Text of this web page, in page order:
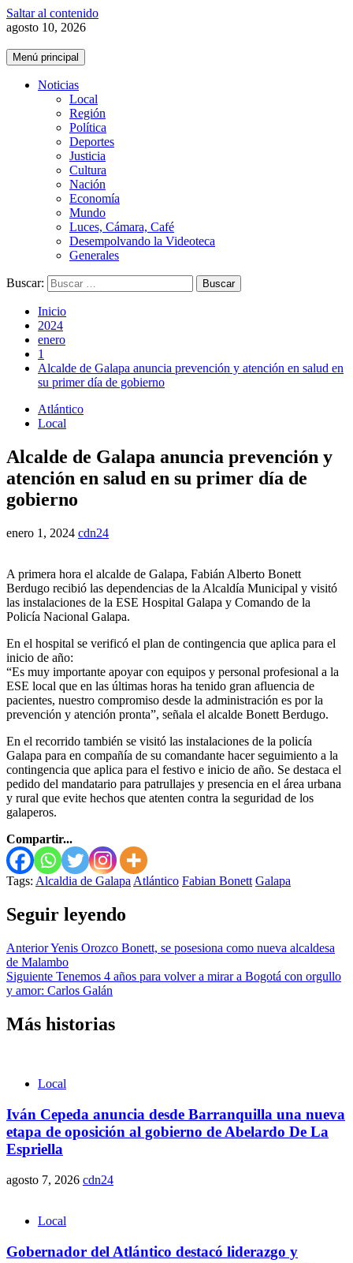
Saltar al contenido
agosto 10, 2026
Menú principal
Noticias
Local
Región
Política
Deportes
Justicia
Cultura
Nación
Economía
Mundo
Luces, Cámara, Café
Desempolvando la Videoteca
Generales
Buscar:
Inicio
2024
enero
1
Alcalde de Galapa anuncia prevención y atención en salud en
su primer día de gobierno
Atlántico
Local
Alcalde de Galapa anuncia prevención y
atención en salud en su primer día de
gobierno
enero 1, 2024 cdn24
A primera hora el alcalde de Galapa, Fabián Alberto Bonett
Berdugo recibió las dependencias de la Alcaldía Municipal y visitó
las instalaciones de la ESE Hospital Galapa y Comando de la
Policía Nacional Galapa.
En el hospital se verificó el plan de contingencia que aplica para el
inicio de año:
“Es muy importante apoyar con equipos y personal profesional a la
ESE local que en las últimas horas ha tenido gran afluencia de
pacientes, nuestro compromiso desde la administración es por la
prevención y atención pronta”, señala el alcalde Bonett Berdugo.
En el recorrido también se visitó las instalaciones de la policía
Galapa para en compañía de su comandante hacer seguimiento a la
contingencia que aplica para el festivo e inicio de año. Se destaca el
pedido del mandatario para patrullajes y presencia en el área urbana
y rural que evite hechos que atenten contra la seguridad de los
galaperos.
Compartir...
Tags: Alcaldia de Galapa Atlántico Fabian Bonett Galapa
Seguir leyendo
AnteriorYenis Orozco Bonett, se posesiona como nueva alcaldesa
de Malambo
Siguiente Tenemos 4 años para volver a mirar a Bogotá con orgullo
y amor: Carlos Galán
Más historias
Local
Iván Cepeda anuncia desde Barranquilla una nueva
etapa de oposición al gobierno de Abelardo De La
Espriella
agosto 7, 2026 cdn24
Local
Gobernador del Atlántico destacó liderazgo y